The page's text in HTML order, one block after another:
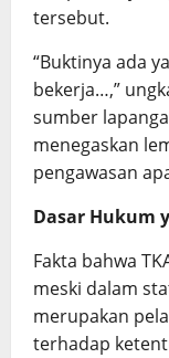
tersebut.
“Buktinya ada
bekerja…,”
sumber
menegaskan
pengawasan
Dasar Hukum
Fakta bahwa
meski dalam
merupakan
terhadap